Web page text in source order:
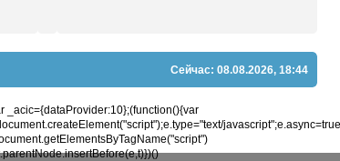
Сейчас: 08.08.2026, 18:44
_acic={dataProvider:10};(function(){var